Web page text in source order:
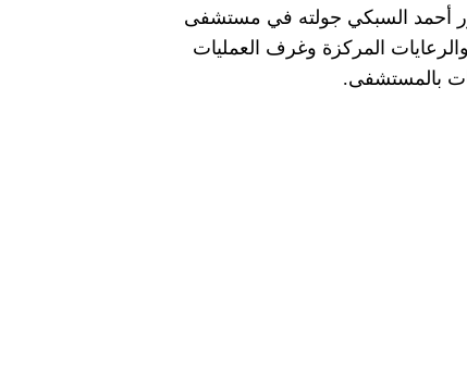
أحمد السبكي جولته في مستشفى
المركزة وغرف العمليات
بالمستشفى.